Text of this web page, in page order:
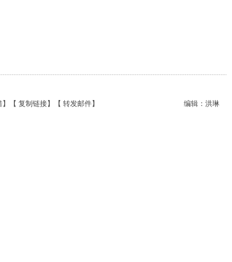
编辑：洪琳
】【 复制链接】【 转发邮件】